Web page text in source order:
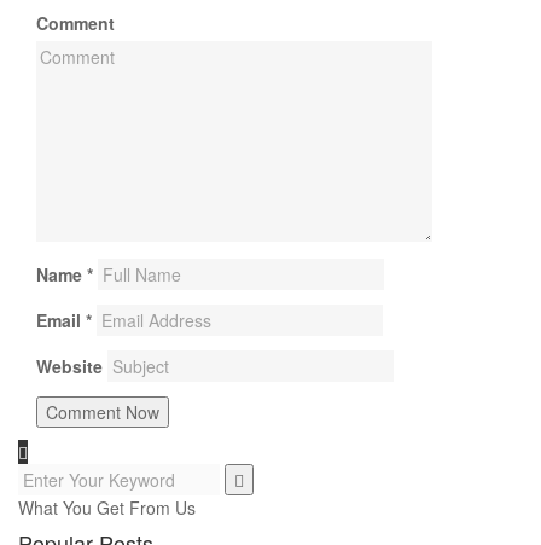
Comment
Name *
Email *
Website
What You Get From Us